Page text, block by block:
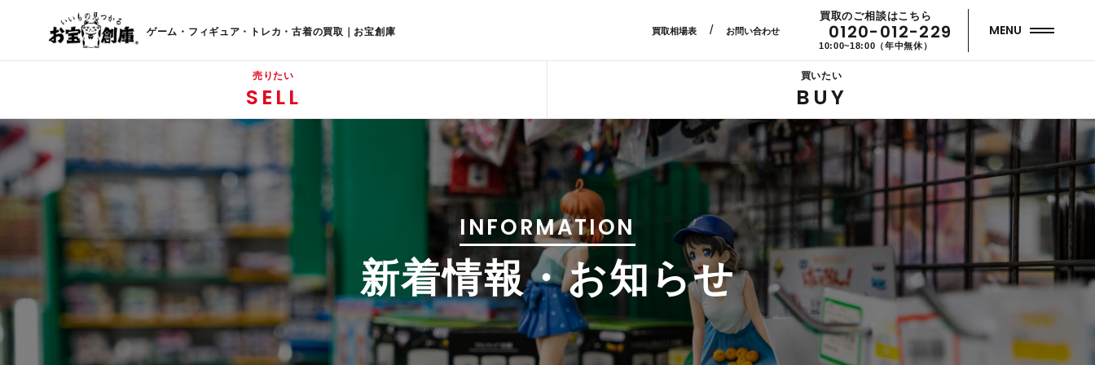
ゲーム・フィギュア・トレカ・古着の買取｜お宝創庫 買取相場表/ お問い合わせ
買取のご相談はこちら
0120-012-229
10:00~18:00（年中無休）
MENU
売りたい
SELL
買いたい
BUY
INFORMATION
新着情報・お知らせ